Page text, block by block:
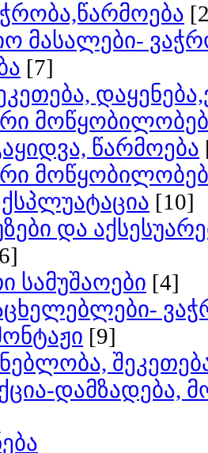
მასალები-
[7]
წარმოება
[10]
და
სამუშაოები [4]
[9]
დამზადება,